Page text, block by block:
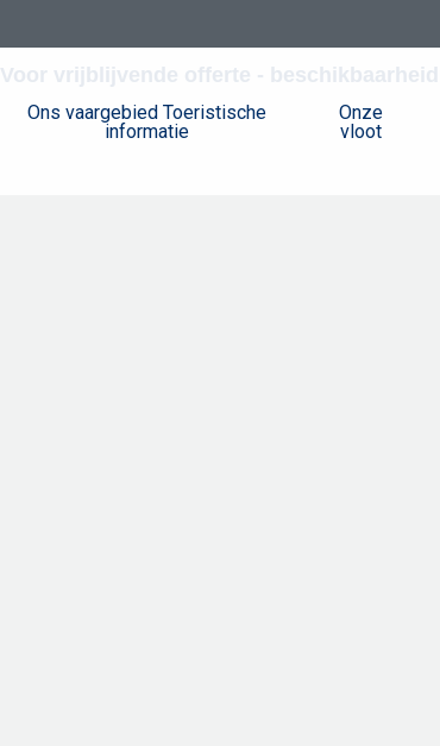
Ons vaargebied Toeristische
informatie
Onze
vloot
Voor vrijblijvende offerte -